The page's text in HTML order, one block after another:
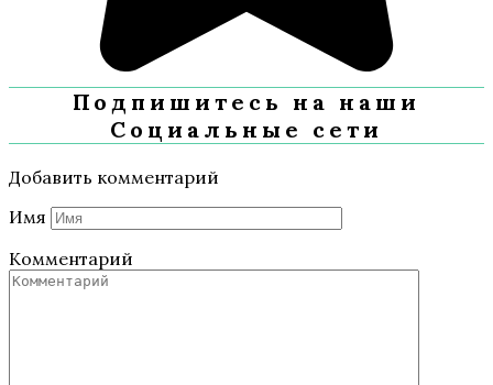
Подпишитесь на наши
Социальные сети
Добавить комментарий
Имя
Комментарий